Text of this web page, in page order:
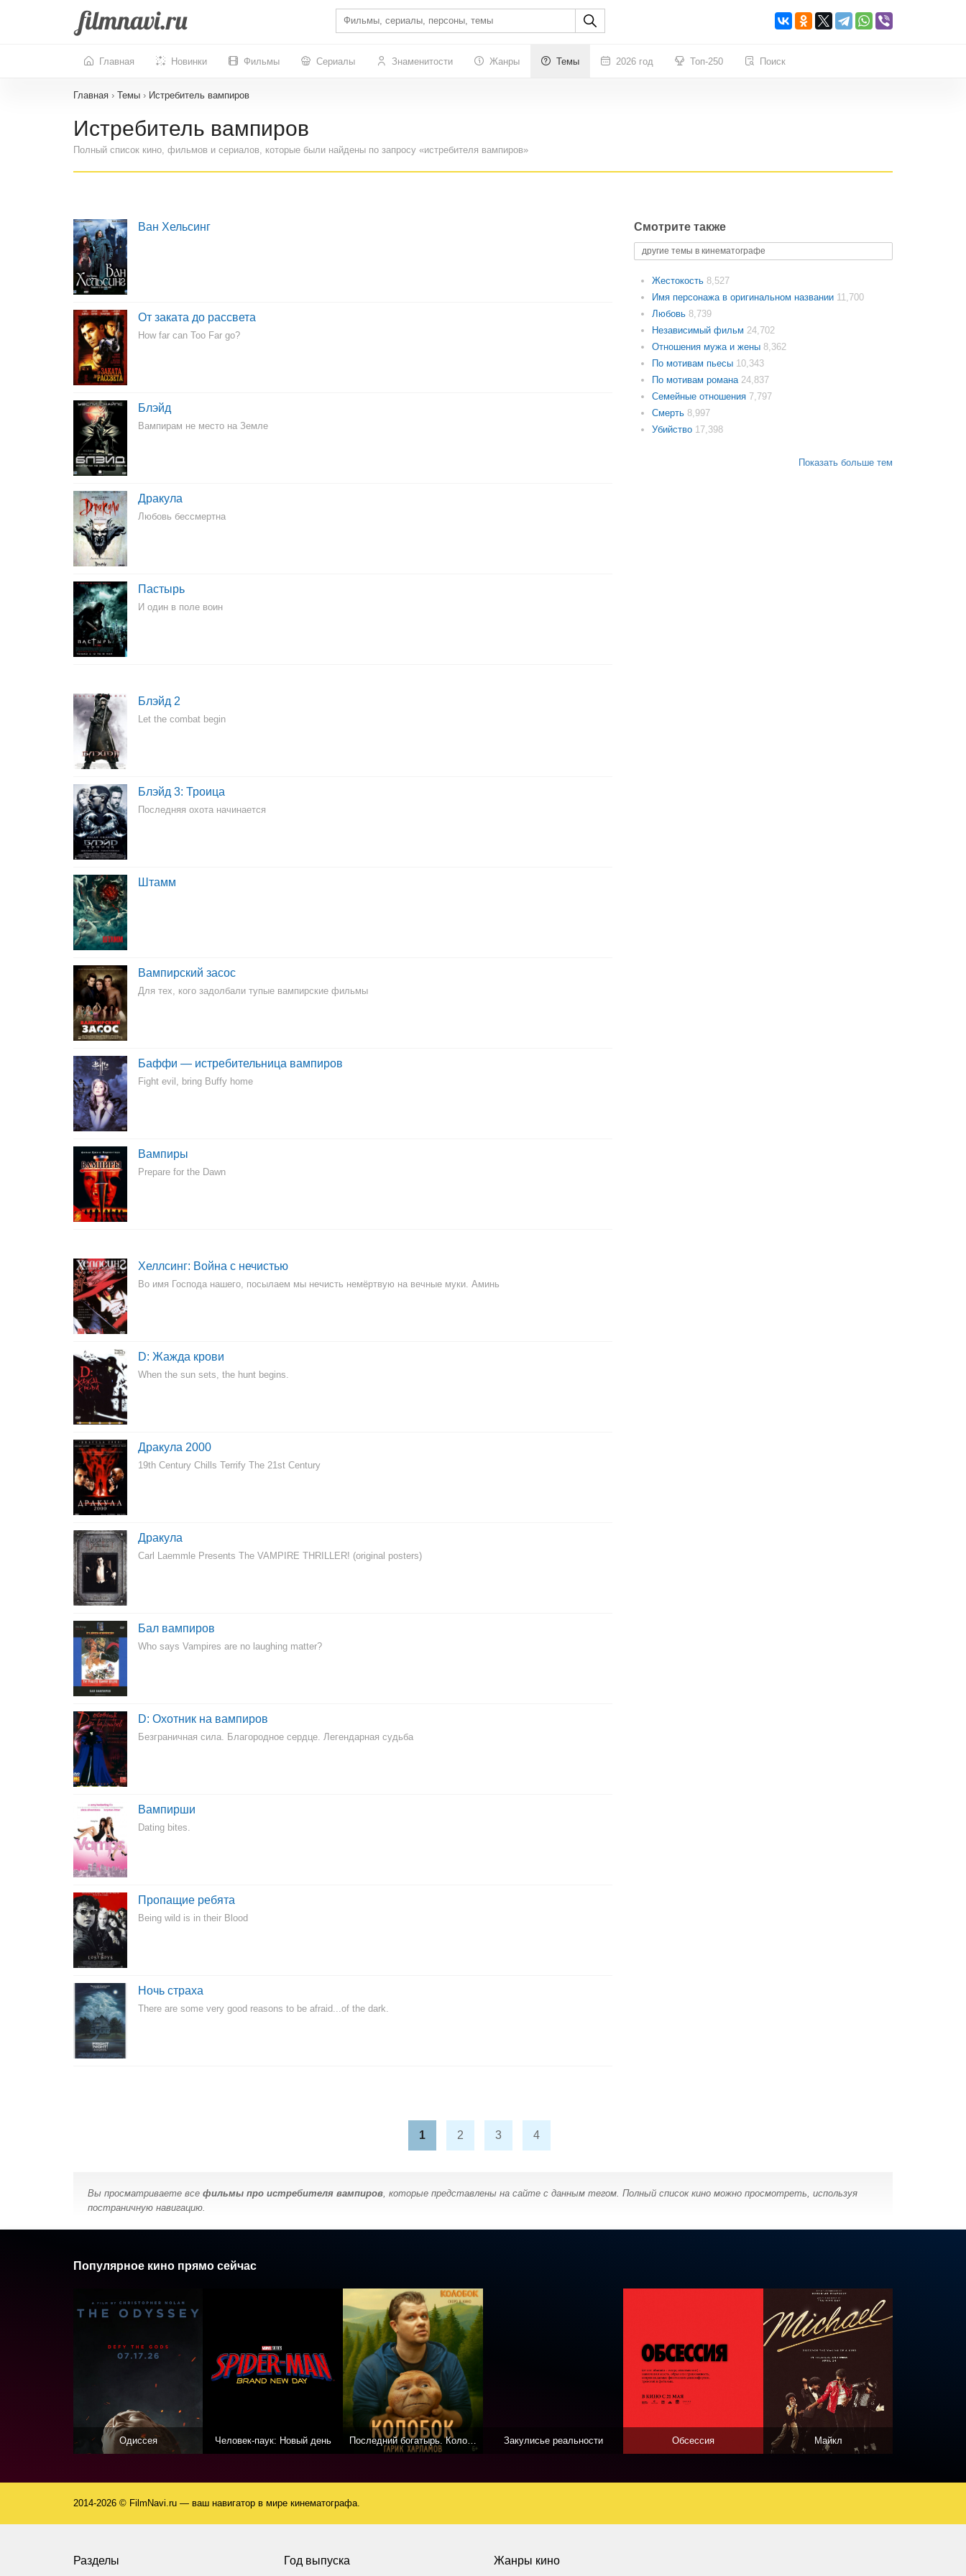
Главная Новинки Фильмы Сериалы Знаменитости Жанры Темы 2026 год Топ-250 Поиск
Главная › Темы › Истребитель вампиров
Истребитель вампиров
Полный список кино, фильмов и сериалов, которые были найдены по запросу «истребителя вампиров»
Ван Хельсинг
От заката до рассвета
How far can Too Far go?
Блэйд
Вампирам не место на Земле
Дракула
Любовь бессмертна
Пастырь
И один в поле воин
Блэйд 2
Let the combat begin
Блэйд 3: Троица
Последняя охота начинается
Штамм
Вампирский засос
Для тех, кого задолбали тупые вампирские фильмы
Баффи — истребительница вампиров
Fight evil, bring Buffy home
Вампиры
Prepare for the Dawn
Хеллсинг: Война с нечистью
Во имя Господа нашего, посылаем мы нечисть немёртвую на вечные муки. Аминь
D: Жажда крови
When the sun sets, the hunt begins.
Дракула 2000
19th Century Chills Terrify The 21st Century
Дракула
Carl Laemmle Presents The VAMPIRE THRILLER! (original posters)
Бал вампиров
Who says Vampires are no laughing matter?
D: Охотник на вампиров
Безграничная сила. Благородное сердце. Легендарная судьба
Вампирши
Dating bites.
Пропащие ребята
Being wild is in their Blood
Ночь страха
There are some very good reasons to be afraid...of the dark.
Смотрите также
другие темы в кинематографе
Жестокость 8,527
Имя персонажа в оригинальном названии 11,700
Любовь 8,739
Независимый фильм 24,702
Отношения мужа и жены 8,362
По мотивам пьесы 10,343
По мотивам романа 24,837
Семейные отношения 7,797
Смерть 8,997
Убийство 17,398
Показать больше тем
1 2 3 4
Вы просматриваете все фильмы про истребителя вампиров, которые представлены на сайте с данным тегом. Полный список кино можно просмотреть, используя
постраничную навигацию.
Популярное кино прямо сейчас
Одиссея Человек-паук: Новый день Последний богатырь. Колобок Закулисье реальности Обсессия Майкл
2014-2026 © FilmNavi.ru — ваш навигатор в мире кинематографа.
Разделы Год выпуска Жанры кино